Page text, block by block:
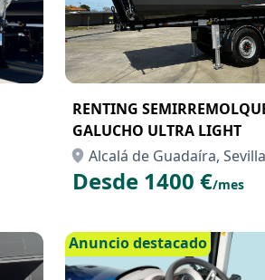
RENTING
GALUCHO ULTRA LIGHT
Alcalá de Guadaíra, Sevilla
Desde 1400 €/mes
Anuncio destacado